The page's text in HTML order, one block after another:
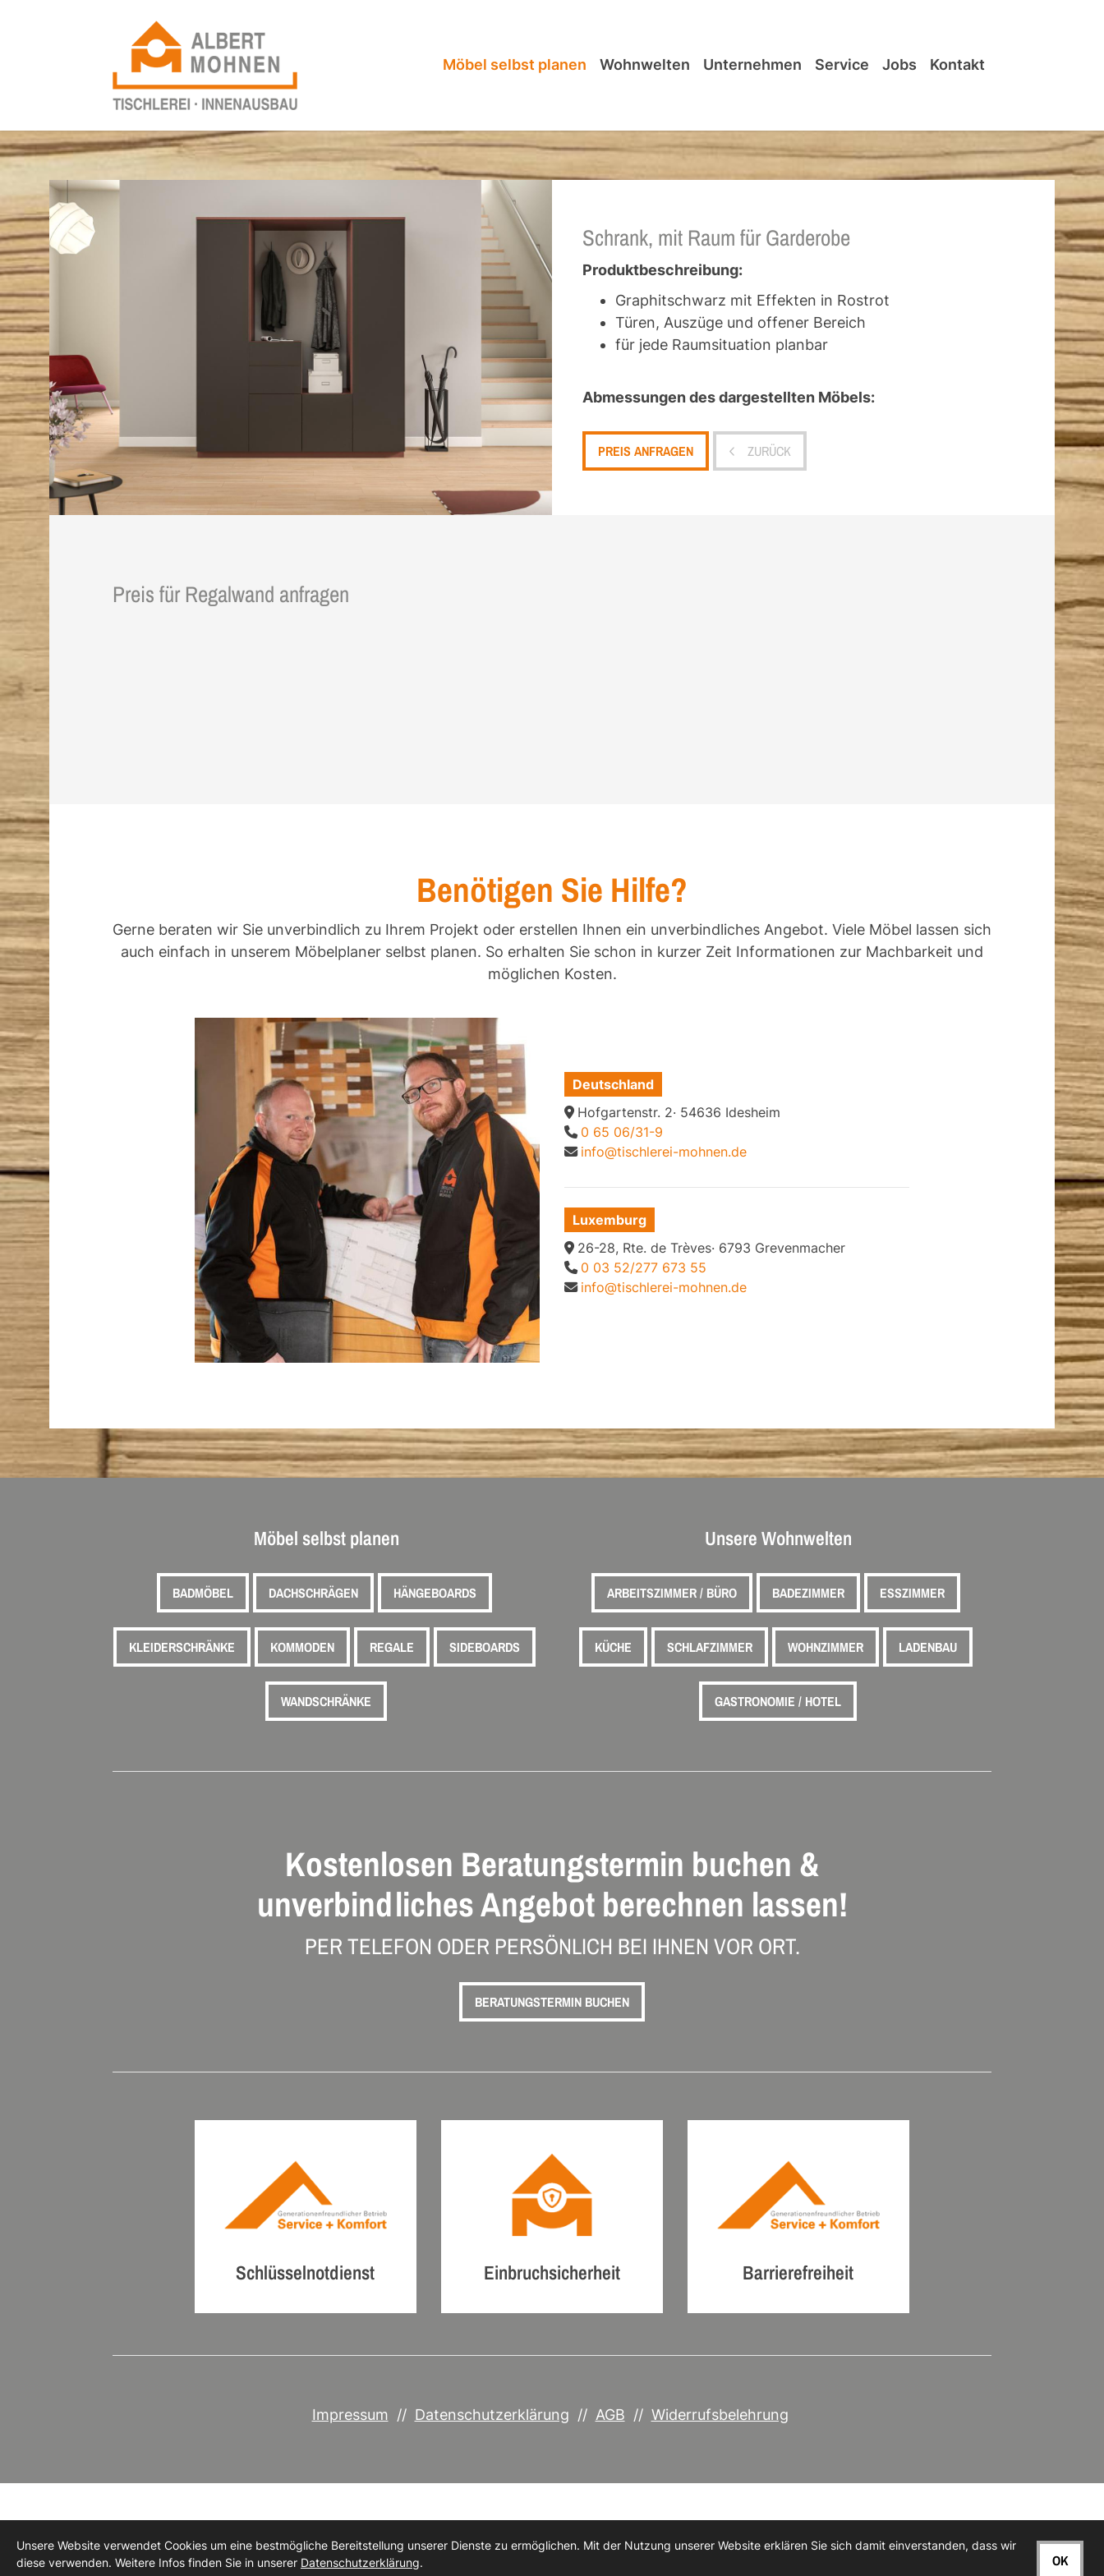
Möbel selbst planen Wohnwelten Unternehmen Service Jobs Kontakt
Schrank, mit Raum für Garderobe
Produktbeschreibung:
Graphitschwarz mit Effekten in Rostrot
Türen, Auszüge und offener Bereich
für jede Raumsituation planbar
Abmessungen des dargestellten Möbels:
PREIS ANFRAGEN ZURÜCK
Preis für Regalwand anfragen
Benötigen Sie Hilfe?
Gerne beraten wir Sie unverbindlich zu Ihrem Projekt oder erstellen Ihnen ein unverbindliches Angebot. Viele Möbel lassen sich
auch einfach in unserem Möbelplaner selbst planen. So erhalten Sie schon in kurzer Zeit Informationen zur Machbarkeit und
möglichen Kosten.
Deutschland
Hofgartenstr. 2· 54636 Idesheim
0 65 06/31-9
info@tischlerei-mohnen.de
Luxemburg
26-28, Rte. de Trèves· 6793 Grevenmacher
0 03 52/277 673 55
info@tischlerei-mohnen.de
Möbel selbst planen
BADMÖBEL DACHSCHRÄGEN HÄNGEBOARDS
KLEIDERSCHRÄNKE KOMMODEN REGALE SIDEBOARDS
WANDSCHRÄNKE
Unsere Wohnwelten
ARBEITSZIMMER / BÜRO BADEZIMMER ESSZIMMER
KÜCHE SCHLAFZIMMER WOHNZIMMER LADENBAU
GASTRONOMIE / HOTEL
Kostenlosen Beratungstermin buchen &
unverbindliches Angebot berechnen lassen!
PER TELEFON ODER PERSÖNLICH BEI IHNEN VOR ORT.
BERATUNGSTERMIN BUCHEN
Schlüsselnotdienst Einbruchsicherheit Barrierefreiheit
Impressum // Datenschutzerklärung // AGB // Widerrufsbelehrung
© 2026 Tischlerei Albert Mohnen OHG
OK
Unsere Website verwendet Cookies um eine bestmögliche Bereitstellung unserer Dienste zu ermöglichen. Mit der Nutzung unserer Website erklären Sie sich damit einverstanden, dass wir
diese verwenden. Weitere Infos finden Sie in unserer Datenschutzerklärung.